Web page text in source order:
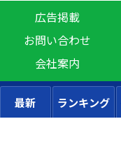
広告掲載
お問い合わせ
会社案内
最新 ランキング